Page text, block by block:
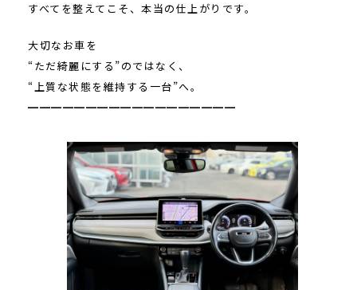
すべてを整えてこそ、本当の仕上がりです。
大切なお車を
“ただ綺麗にする”のではなく、
“上質な状態を維持する一台”へ。
━━━━━━━━━━━━━━━━━━